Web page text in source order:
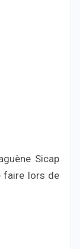
Sicap
faire lors de